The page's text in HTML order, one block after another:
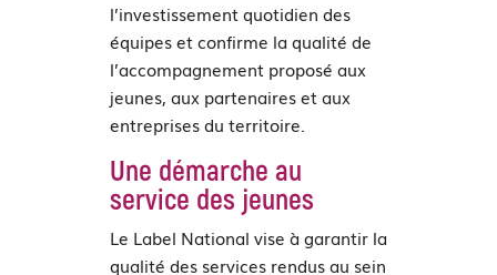
l’investissement quotidien des
équipes et confirme la qualité de
l’accompagnement proposé aux
jeunes, aux partenaires et aux
entreprises du territoire.
Une démarche au
service des jeunes
Le Label National vise à garantir la
qualité des services rendus au sein